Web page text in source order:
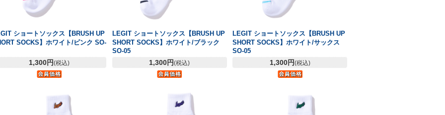
ショートソックス【BRUSH UP
SOCKS】ホワイト/ピンク SO-
1,300円(税込)
LEGIT ショートソックス【BRUSH UP
SHORT SOCKS】ホワイト/ブラック
SO-05
1,300円(税込)
LEGIT ショートソックス【BRUSH UP
SHORT SOCKS】ホワイト/サックス
SO-05
1,300円(税込)